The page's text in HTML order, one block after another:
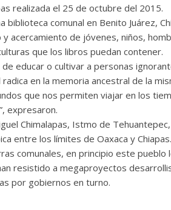
realizada el 25 de octubre del 2015.
comunal en Benito Juárez,
acercamiento de jóvenes, niños,
que los libros puedan contener.
educar o cultivar a personas
en la memoria ancestral de la
que nos permiten viajar en los
expresaron.
Chimalapas, Istmo de
entre los límites de Oaxaca y
comunales, en principio este pueblo
resistido a megaproyectos
por gobiernos en turno.